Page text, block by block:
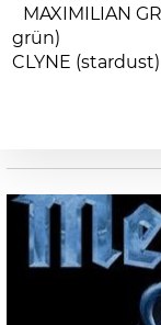
MAXIMILIAN
grün)
CLYNE (stardust)